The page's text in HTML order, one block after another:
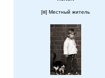
[ ] Местный житель